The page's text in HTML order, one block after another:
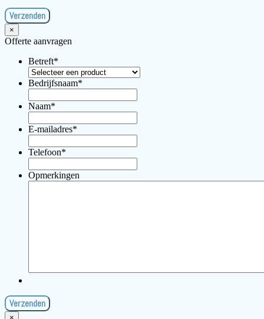
×
Offerte aanvragen
Betreft*
Bedrijfsnaam*
Naam*
E-mailadres*
Telefoon*
Opmerkingen